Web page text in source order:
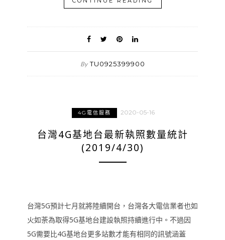
By TU0925399900
4G電信服務 2020-05-16
台灣4G基地台最新執照數量統計
(2019/4/30)
台灣5G預計七月就將陸續開台，台灣各大電信業者也如
火如荼為取得5G基地台建設執照持續進行中。不過因
5G需要比4G基地台更多站數才能有相同的訊號涵蓋